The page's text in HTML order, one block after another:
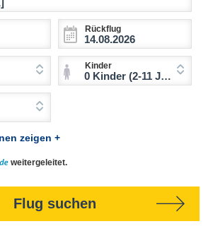
Rückflug
Kinder
0 Kinder (2-11 Jahre)
zeigen +
weitergeleitet.
Flug suchen